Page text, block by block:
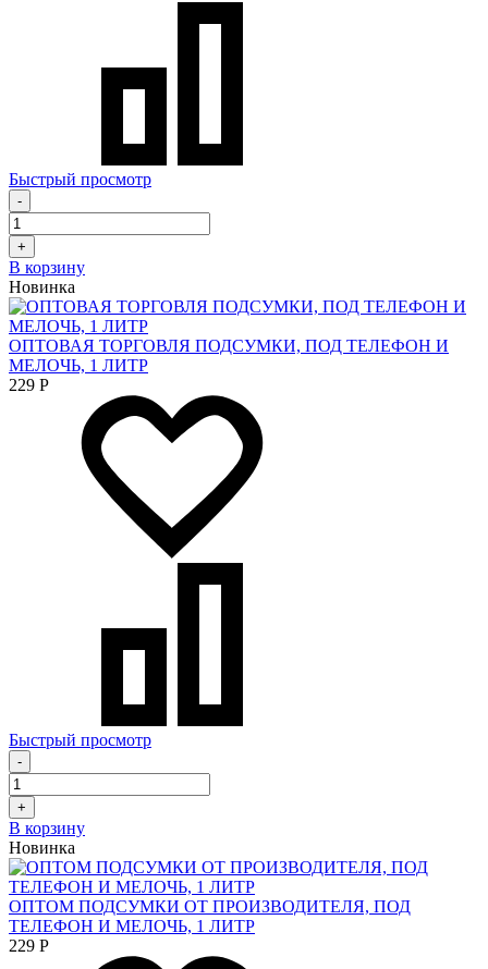
Быстрый просмотр
-
+
В корзину
Новинка
ОПТОВАЯ ТОРГОВЛЯ ПОДСУМКИ, ПОД ТЕЛЕФОН И
МЕЛОЧЬ, 1 ЛИТР
229 Р
Быстрый просмотр
-
+
В корзину
Новинка
ОПТОМ ПОДСУМКИ ОТ ПРОИЗВОДИТЕЛЯ, ПОД
ТЕЛЕФОН И МЕЛОЧЬ, 1 ЛИТР
229 Р